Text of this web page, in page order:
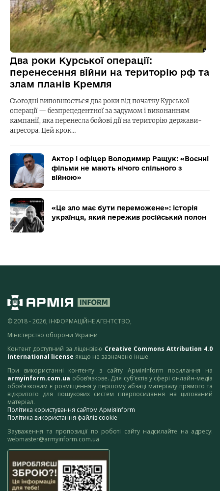
Два роки Курської операції:
перенесення війни на територію рф та
злам планів Кремля
Сьогодні виповнюється два роки від початку Курської
операції — безпрецедентної за задумом і виконанням
кампанії, яка перенесла бойові дії на територію держави-
агресора. Цей крок…
Актор і офіцер Володимир Ращук: «Воєнні
фільми не мають нічого спільного з
війною»
«Це зло має бути переможене»: історія
українця, який пережив російський полон
© 2018 - 2026, ІНФОРМАЦІЙНЕ АГЕНТСТВО,
Міністерство оборони України
Контент доступний за ліцензією Creative Commons Attribution 4.0
International license якщо не зазначено інше.
При використанні контенту з сайту АрміяInform посилання на
armyinform.com.ua обов’язкове. Для суб’єктів у сфері онлайн-медіа
обов’язковим є розміщення у першому абзаці матеріалу прямого та
відкритого для пошукових систем гіперпосилання на цитований
матеріал.
Політика користування сайтом АрміяInform
Політика використання файлів cookie
Зауваження та пропозиції по роботі сайту надсилайте на адресу:
webmaster@armyinform.com.ua